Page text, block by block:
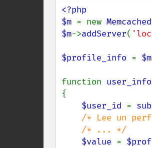
<?php
$m = new Memcached
$m->addServer(
$profile_info = $m
function
{
$user_id =
/* Lee un
$value =